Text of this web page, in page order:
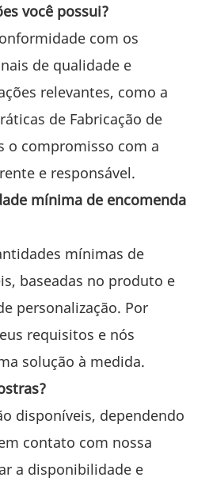
você possui?
com os
de qualidade e
relevantes, como a
de Fabricação de
o compromisso com a
e responsável.
mínima de encomenda
mínimas de
baseadas no produto e
personalização. Por
requisitos e nós
solução à medida.
disponíveis, dependendo
contato com nossa
a disponibilidade e